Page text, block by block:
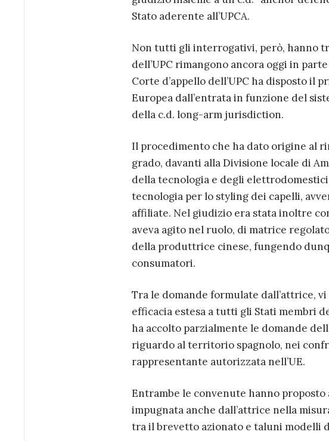
Stato aderente all’UPCA.
Non tutti gli interrogativi, però, hanno
dell’UPC rimangono ancora oggi in
Corte d’appello dell’UPC ha disposto il
Europea dall’entrata in funzione del
della c.d. long-arm jurisdiction.
Il procedimento che ha dato origine al
grado, davanti alla Divisione locale di
della tecnologia e degli
tecnologia per lo styling dei capelli,
affiliate. Nel giudizio era stata inoltre
aveva agito nel ruolo, di matrice
della produttrice cinese, fungendo
consumatori.
Tra le domande formulate dall’attrice,
efficacia estesa a tutti gli Stati membri
ha accolto parzialmente le domande
riguardo al territorio spagnolo, nei
rappresentante autorizzata nell’UE.
Entrambe le convenute hanno proposto
impugnata anche dall’attrice nella
tra il brevetto azionato e taluni modelli